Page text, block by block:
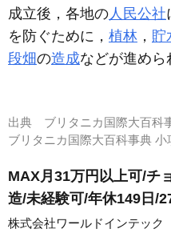
成立後，各地の人民公社
を防ぐために， 植林 ， 貯
段畑の造成などが進めら
出典 ブリタニカ国際大百科
ブリタニカ国際大百科事典
MAX月31万円以上可/チ
造/未経験可/年休149日/
株式会社ワールドインテック